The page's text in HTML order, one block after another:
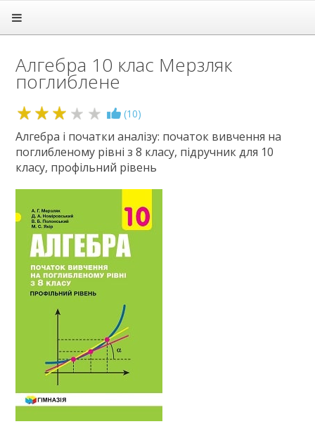
Підручники
1 клас
2 клас
4 клас
5 клас
6 клас
7 клас
8 клас
10 клас
Алгебра
Англійська мова
Біологія і екологія
Всесвітня історія
Геометрія
Географія
Громадянська освіта
Економіка
Зарубіжна література
Захист України
Інформатика
Алгебра 10 клас Мерзляк
поглиблене
3 (10)
Алгебра і початки аналізу: початок вивчення на
поглибленому рівні з 8 класу, підручник для 10
класу, профільний рівень